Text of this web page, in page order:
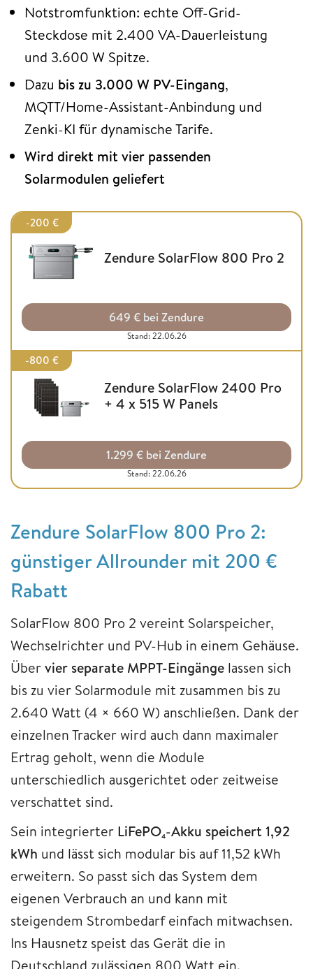
Notstromfunktion: echte Off-Grid-
Steckdose mit 2.400 VA-Dauerleistung
und 3.600 W Spitze.
Dazu bis zu 3.000 W PV-Eingang,
MQTT/Home-Assistant-Anbindung und
Zenki-KI für dynamische Tarife.
Wird direkt mit vier passenden
Solarmodulen geliefert
-200 €
Zendure SolarFlow 800 Pro 2
649 € bei Zendure
Stand: 22.06.26
-800 €
Zendure SolarFlow 2400 Pro
+ 4 x 515 W Panels
1.299 € bei Zendure
Stand: 22.06.26
Zendure SolarFlow 800 Pro 2:
günstiger Allrounder mit 200 €
Rabatt
SolarFlow 800 Pro 2 vereint Solarspeicher,
Wechselrichter und PV-Hub in einem Gehäuse.
Übervier separate MPPT-Eingänge lassen sich
bis zu vier Solarmodule mit zusammen bis zu
2.640 Watt (4 × 660 W) anschließen. Dank der
einzelnen Tracker wird auch dann maximaler
Ertrag geholt, wenn die Module
unterschiedlich ausgerichtet oder zeitweise
verschattet sind.
Sein integrierter LiFePO₄-Akku speichert 1,92
kWh und lässt sich modular bis auf 11,52 kWh
erweitern. So passt sich das System dem
eigenen Verbrauch an und kann mit
steigendem Strombedarf einfach mitwachsen.
Ins Hausnetz speist das Gerät die in
Deutschland zulässigen 800 Watt ein.